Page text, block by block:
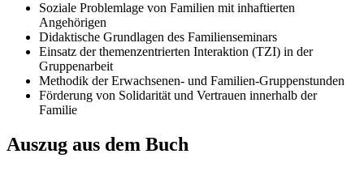
Soziale Problemlage von Familien mit inhaftierten
Angehörigen
Didaktische Grundlagen des Familienseminars
Einsatz der themenzentrierten Interaktion (TZI) in der
Gruppenarbeit
Methodik der Erwachsenen- und Familien-Gruppenstunden
Förderung von Solidarität und Vertrauen innerhalb der
Familie
Auszug aus dem Buch